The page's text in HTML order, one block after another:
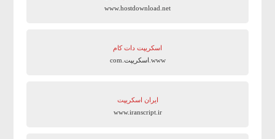
www.hostdownload.net
اسکریپت دات کام
www.اسکریپت.com
ایران اسکریپت
www.iranscript.ir